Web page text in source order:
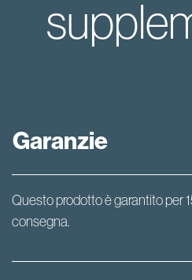
Garanzie
Questo prodotto è garantito per
consegna.